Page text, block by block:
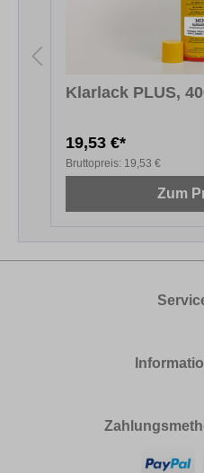
Klarlack PLUS,
19,53 €*
Bruttopreis: 19,53 €
Zum